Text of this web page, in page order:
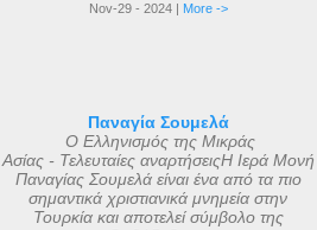
Nov-29 - 2024 | More ->
Παναγία Σουμελά
Ο Ελληνισμός της Μικράς
Ασίας - Τελευταίες αναρτήσειςΗ Ιερά Μονή
Παναγίας Σουμελά είναι ένα από τα πιο
σημαντικά χριστιανικά μνημεία στην
Τουρκία και αποτελεί σύμβολο της